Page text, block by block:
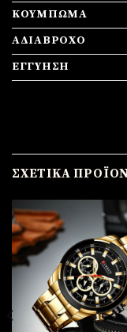
ΚΟΎΜΠΩΜΑ
ΑΔΙΆΒΡΟΧΟ
ΕΓΓΎΗΣΗ
ΣΧΕΤΙΚΆ